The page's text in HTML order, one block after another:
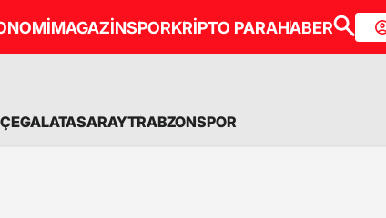
MAGAZİNSPORKRİPTO PARAHABER
GALATASARAYTRABZONSPOR